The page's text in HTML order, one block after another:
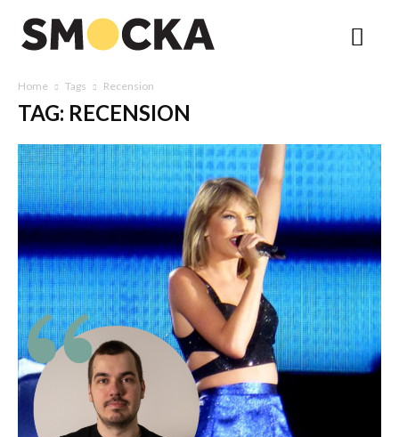
Home Tags Recension
TAG: RECENSION